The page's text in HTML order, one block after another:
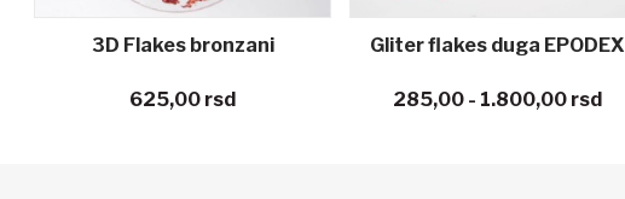
3D Flakes bronzani
625,00 rsd
Gliter flakes duga EPODEX
285,00 - 1.800,00 rsd